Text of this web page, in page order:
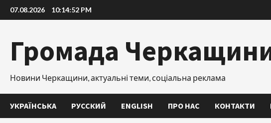
Skip
to
07.08.2026 10:14:53 PM
Громада
Новини Черкащини, актуальні теми, соціальна реклама
УКРАЇНСЬКА РУССКИЙ ENGLISH ПРО НАС КОНТАКТИ